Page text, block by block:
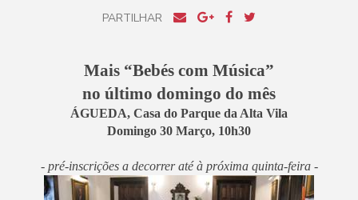
PARTILHAR
Mais “Bebés com Música”
no último domingo do mês
ÁGUEDA, Casa do Parque da Alta Vila
Domingo 30 Março, 10h30
- pré-inscrições a decorrer até à próxima quinta-feira -